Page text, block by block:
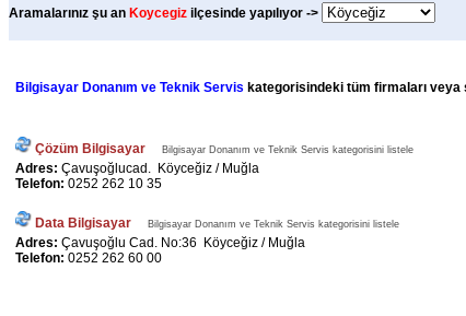
Aramalarınız şu an Koycegiz ilçesinde yapılıyor ->
Bilgisayar Donanım ve Teknik Servis kategorisindeki tüm firmaları veya
Çözüm Bilgisayar Bilgisayar Donanım ve Teknik Servis kategorisini listele
Adres: Çavuşoğlucad. Köyceğiz / Muğla
Telefon: 0252 262 10 35
Data Bilgisayar Bilgisayar Donanım ve Teknik Servis kategorisini listele
Adres: Çavuşoğlu Cad. No:36 Köyceğiz / Muğla
Telefon: 0252 262 60 00